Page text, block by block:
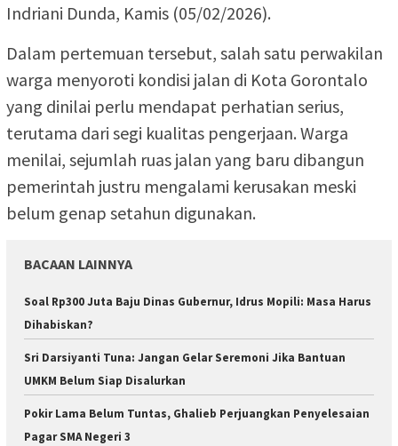
Indriani Dunda, Kamis (05/02/2026).
Dalam pertemuan tersebut, salah satu perwakilan
warga menyoroti kondisi jalan di Kota Gorontalo
yang dinilai perlu mendapat perhatian serius,
terutama dari segi kualitas pengerjaan. Warga
menilai, sejumlah ruas jalan yang baru dibangun
pemerintah justru mengalami kerusakan meski
belum genap setahun digunakan.
BACAAN LAINNYA
Soal Rp300 Juta Baju Dinas Gubernur, Idrus Mopili: Masa Harus
Dihabiskan?
Sri Darsiyanti Tuna: Jangan Gelar Seremoni Jika Bantuan
UMKM Belum Siap Disalurkan
Pokir Lama Belum Tuntas, Ghalieb Perjuangkan Penyelesaian
Pagar SMA Negeri 3